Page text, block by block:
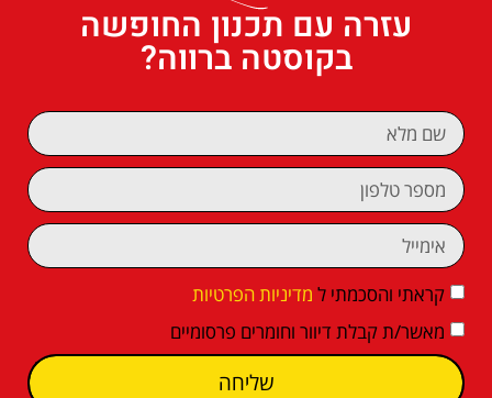
עזרה עם תכנון החופשה
בקוסטה ברווה?
קראתי והסכמתי ל מדיניות הפרטיות
מאשר/ת קבלת דיוור וחומרים פרסומיים
שליחה